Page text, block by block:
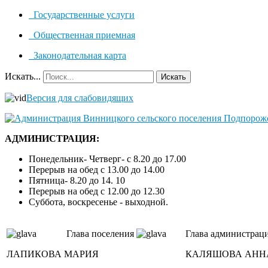
Государственные услуги
Общественная приемная
Законодательная карта
Искать... Искать
Версия для слабовидящих
АДМИНИСТРАЦИЯ:
Понедельник- Четверг- с 8.20 до 17.00
Перерыв на обед с 13.00 до 14.00
Пятница- 8.20 до 14. 10
Перерыв на обед с 12.00 до 12.30
Суббота, воскресенье - выходной.
Глава поселения
ЛАПИКОВА МАРИЯ
Глава
КАЛЯШОВА